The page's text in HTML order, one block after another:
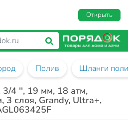
Открыть
Полив Шланги
4 '', 19 мм, 18 атм,
слоя, Grandy, Ultra+,